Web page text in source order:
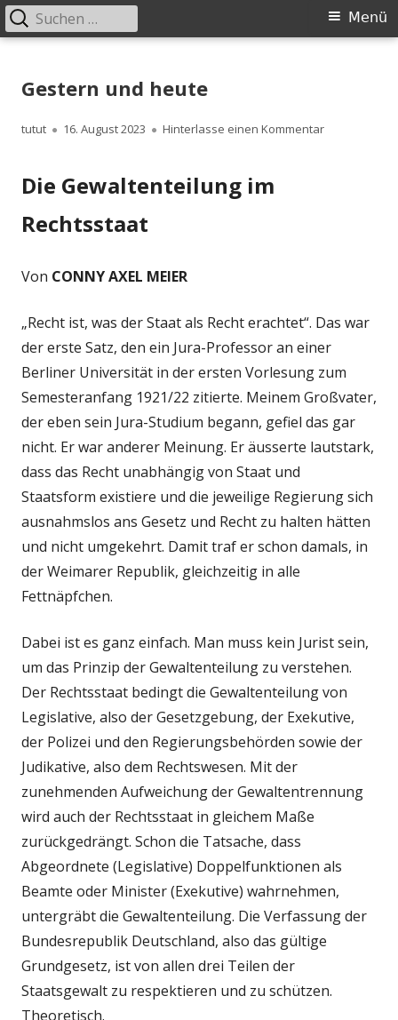
zum
Primäres
Menü
Suchen
nach:
Gestern und heute
Autor
tutut
Veröffentlicht
16. August 2023 Hinterlasse einen Kommentarzu Gestern
Die Gewaltenteilung im
Rechtsstaat
Von CONNY AXEL MEIER
„Recht ist, was der Staat als Recht erachtet“. Das war
der erste Satz, den ein Jura-Professor an einer
Berliner Universität in der ersten Vorlesung zum
Semesteranfang 1921/22 zitierte. Meinem Großvater,
der eben sein Jura-Studium begann, gefiel das gar
nicht. Er war anderer Meinung. Er äusserte lautstark,
dass das Recht unabhängig von Staat und
Staatsform existiere und die jeweilige Regierung sich
ausnahmslos ans Gesetz und Recht zu halten hätten
und nicht umgekehrt. Damit traf er schon damals, in
der Weimarer Republik, gleichzeitig in alle
Fettnäpfchen.
Dabei ist es ganz einfach. Man muss kein Jurist sein,
um das Prinzip der Gewaltenteilung zu verstehen.
Der Rechtsstaat bedingt die Gewaltenteilung von
Legislative, also der Gesetzgebung, der Exekutive,
der Polizei und den Regierungsbehörden sowie der
Judikative, also dem Rechtswesen. Mit der
zunehmenden Aufweichung der Gewaltentrennung
wird auch der Rechtsstaat in gleichem Maße
zurückgedrängt. Schon die Tatsache, dass
Abgeordnete (Legislative) Doppelfunktionen als
Beamte oder Minister (Exekutive) wahrnehmen,
untergräbt die Gewaltenteilung. Die Verfassung der
Bundesrepublik Deutschland, also das gültige
Grundgesetz, ist von allen drei Teilen der
Staatsgewalt zu respektieren und zu schützen.
Theoretisch.